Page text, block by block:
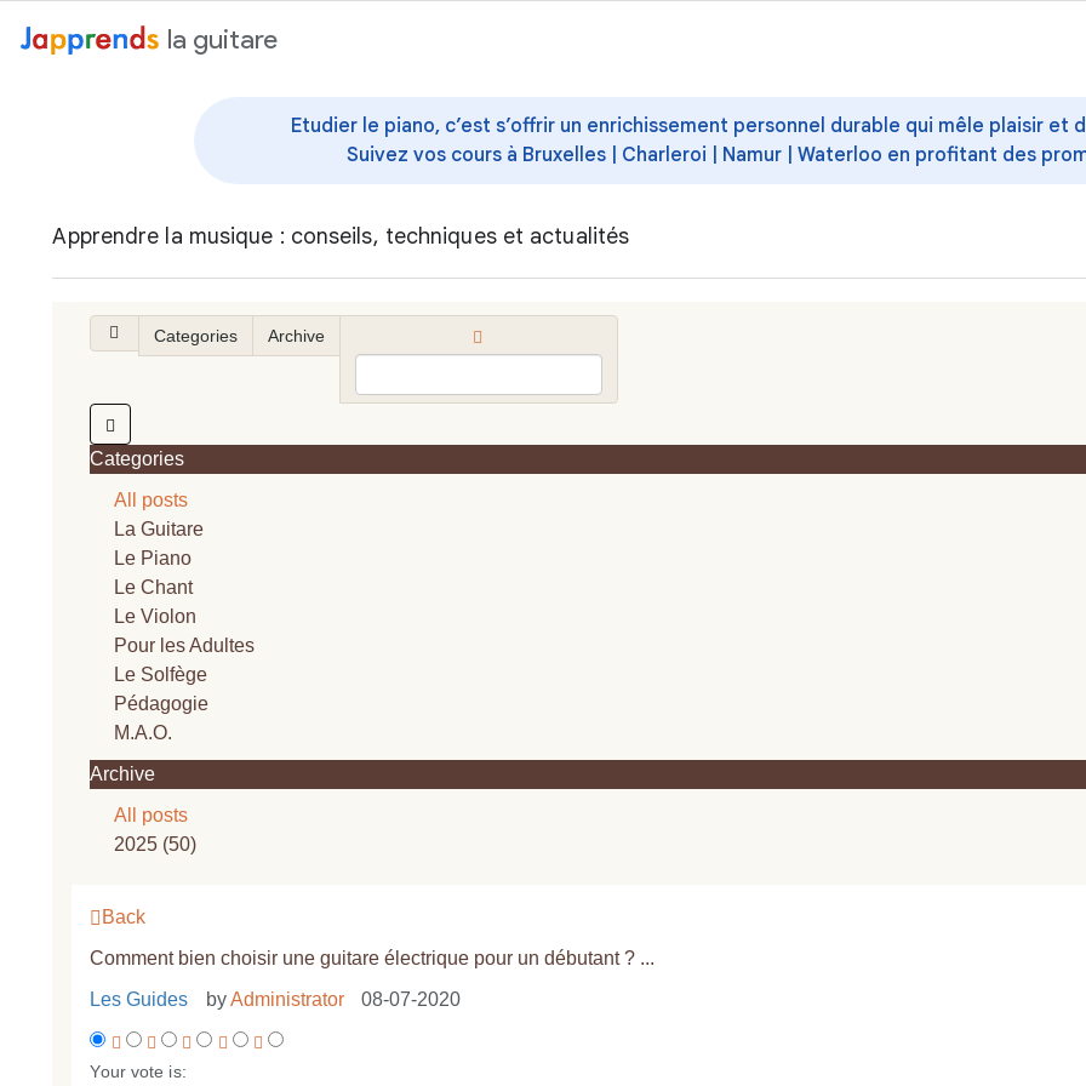
contenu la guitare
Etudier le piano, c’est s’offrir un enrichissement personnel durable qui mêle plaisir
Suivez vos cours à Bruxelles | Charleroi | Namur | Waterloo en profitant des
Apprendre la musique : conseils, techniques et actualités
Categories Archive
Categories
All posts
La Guitare
Le Piano
Le Chant
Le Violon
Pour les Adultes
Le Solfège
Pédagogie
M.A.O.
Archive
All posts
2025 (50)
Back
Comment bien choisir une guitare électrique pour un débutant ? ...
Les Guides
byAdministrator 08-07-2020
Your vote is: